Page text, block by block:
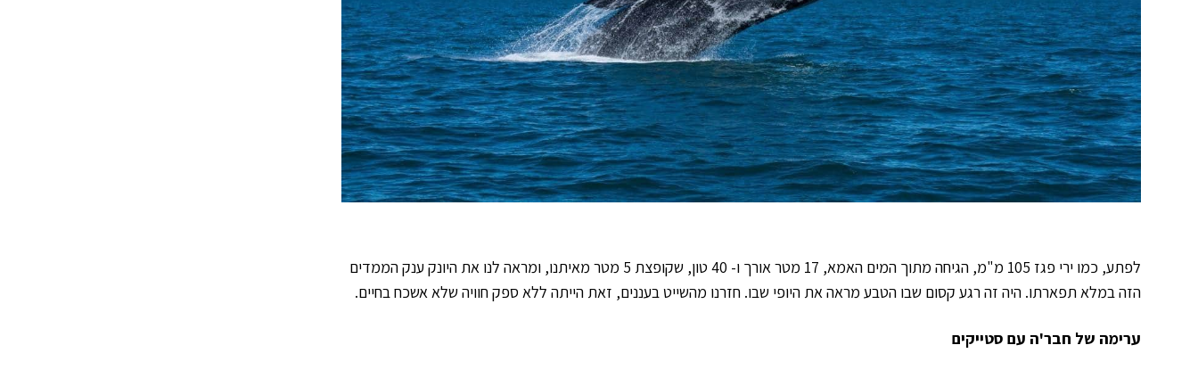
לפתע, כמו ירי פגז 105 מ"מ, הגיחה מתוך המים האמא, 17 מטר אורך ו- 40 טון, שקופצת 5 מטר מאיתנו, ומראה לנו את היונק ענק הממדים
הזה במלא תפארתו. היה זה רגע קסום שבו הטבע מראה את היופי שבו. חזרנו מהשייט בעננים, זאת הייתה ללא ספק חוויה שלא אשכח בחיים.
ערימה של חבר'ה עם סטייקים